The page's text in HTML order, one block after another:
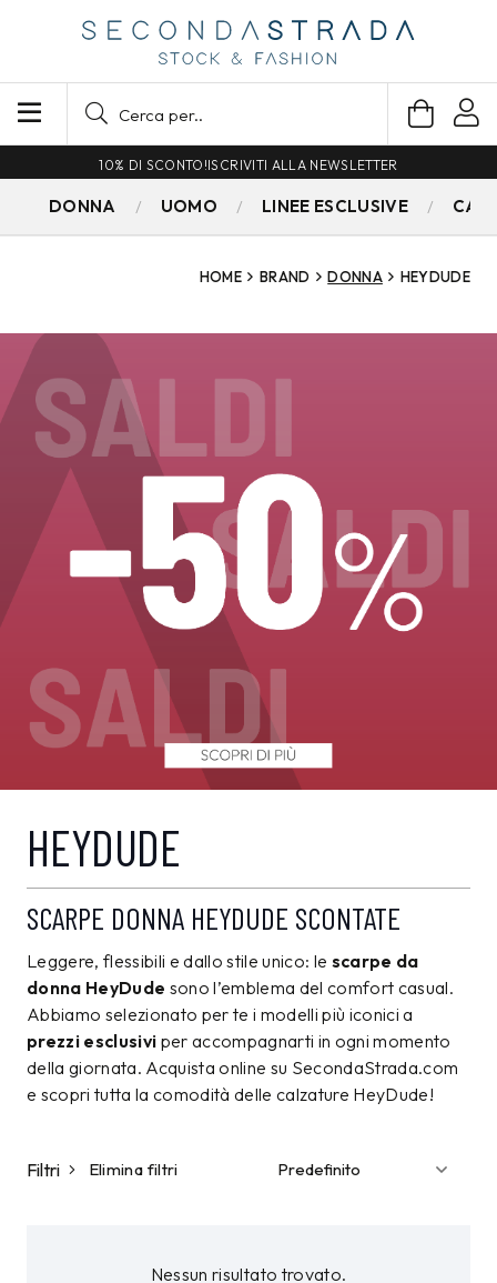
10% DI SCONTO!ISCRIVITI ALLA NEWSLETTER
DONNA UOMO LINEE ESCLUSIVE
HOME BRAND DONNA HEYDUDE
HEYDUDE
SCARPE DONNA HEYDUDE SCONTATE
Leggere, flessibili e dallo stile unico: le scarpe da
donna HeyDude sono l’emblema del comfort casual.
Abbiamo selezionato per te i modelli più iconici a
prezzi esclusivi per accompagnarti in ogni momento
della giornata. Acquista online su SecondaStrada.com
e scopri tutta la comodità delle calzature HeyDude!
Filtri Elimina filtri
Nessun risultato trovato.